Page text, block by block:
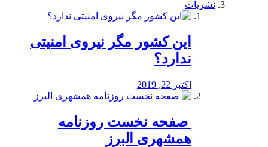
نشریات
این کشور مگر نیروی امنیتی
ندارد؟
اکتبر 22, 2019
️ صفحه نخست روزنامه‌
همشهری البرز